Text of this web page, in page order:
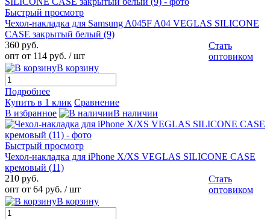
Быстрый просмотр
Чехол-накладка для Samsung A045F A04 VEGLAS SILICONE
CASE закрытый белый (9)
360 руб.
опт от 114 руб. / шт
Стать
оптовиком
В корзину
Подробнее
Купить в 1 клик Сравнение
В избранное
В наличии
Быстрый просмотр
Чехол-накладка для iPhone X/XS VEGLAS SILICONE CASE
кремовый (11)
210 руб.
опт от 64 руб. / шт
Стать
оптовиком
В корзину